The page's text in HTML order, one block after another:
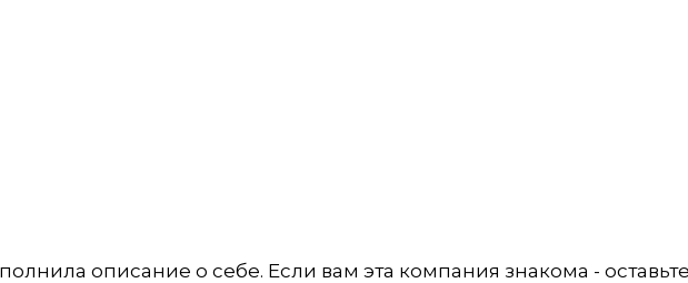
описание о себе. Если вам эта компания знакома -